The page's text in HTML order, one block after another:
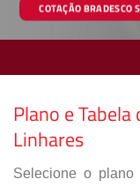
COTAÇÃO BRADESCO
Plano e
Linhares
Selecione o